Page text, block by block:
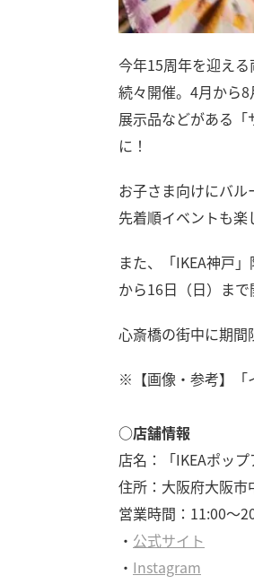
今年15周年を迎え
続々開催。4月から8
展示品などがある
に！
お子さま向けにバ
先着順イベントも楽
また、「IKEA神戸
から16日（日）まで
心斎橋の街中に期
※【画像・参考】「
○店舗情報
店名：「IKEAポッ
住所：大阪府大阪
営業時間：11:00～
・ 公式サイト
・ Instagram